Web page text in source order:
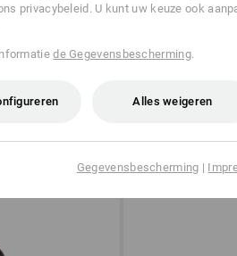
privacybeleid. U kunt uw keuze ook
de Gegevensbescherming.
Alles weigeren
Gegevensbescherming |